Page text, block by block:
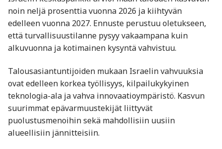
noin neljä prosenttia vuonna 2026 ja kiihtyvän
edelleen vuonna 2027. Ennuste perustuu oletukseen,
että turvallisuustilanne pysyy vakaampana kuin
alkuvuonna ja kotimainen kysyntä vahvistuu.
Talousasiantuntijoiden mukaan Israelin vahvuuksia
ovat edelleen korkea työllisyys, kilpailukykyinen
teknologia-ala ja vahva innovaatioympäristö. Kasvun
suurimmat epävarmuustekijät liittyvät
puolustusmenoihin sekä mahdollisiin uusiin
alueellisiin jännitteisiin.